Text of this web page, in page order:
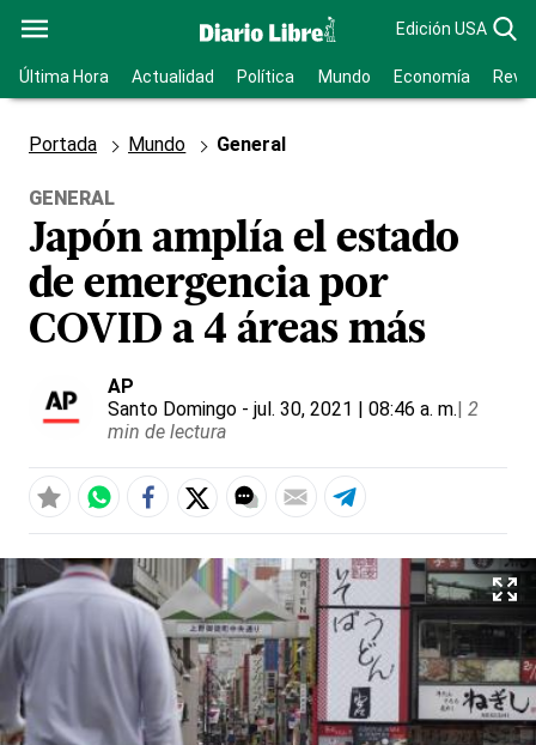
Edición USA
Última Hora Actualidad Política Mundo Economía
Portada Mundo General
GENERAL
Japón amplía el estado
de emergencia por
COVID a 4 áreas más
AP
Santo Domingo - jul. 30, 2021 | 08:46 a. m.| 2
min de lectura